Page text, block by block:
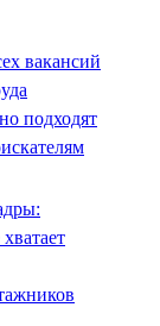
вакансий
подходят